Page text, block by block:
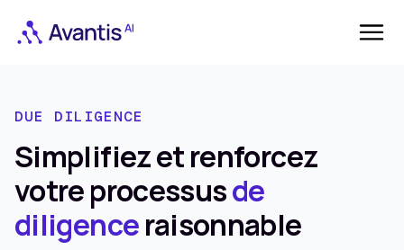
DUE DILIGENCE
Simplifiez et renforcez
votre processusde
diligenceraisonnable